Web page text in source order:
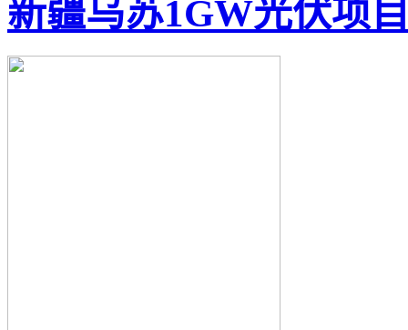
新疆乌苏1GW光伏项